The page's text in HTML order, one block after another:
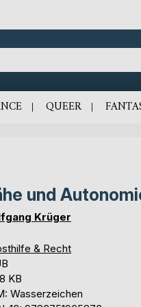
QUEER
und
Krüger
& Recht
KB
Wasserzeichen